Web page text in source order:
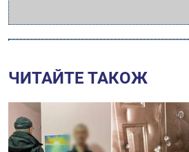
ЧИТАЙТЕ ТАКОЖ